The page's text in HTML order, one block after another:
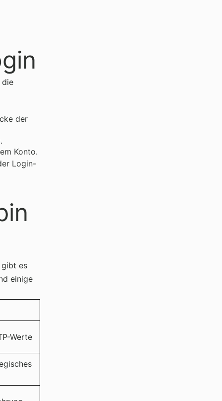
die
der
Konto.
Login-
gibt es
einige
Werte